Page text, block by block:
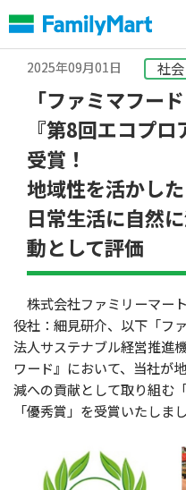
文
へ
2025年09月01日
社
「ファミマフー
『第8回エコプ
受賞！
地域性を活かした
日常生活に自然
動として評価
株式会社ファミリーマー
役社：細見研介、以下「フ
法人サステナブル経営推進
ワード』において、当社が
減への貢献として取り組む
「優秀賞」を受賞いたしま